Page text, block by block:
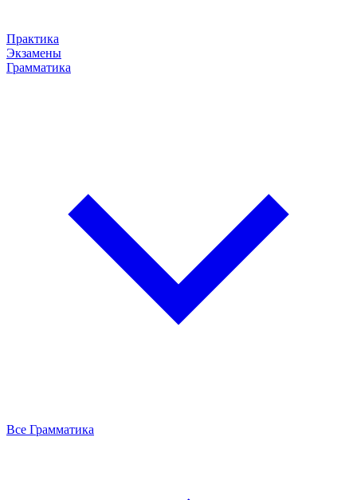
Практика
Экзамены
Грамматика
Все Грамматика